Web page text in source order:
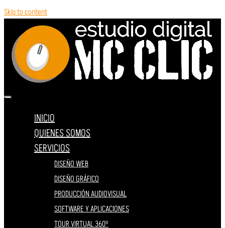
Skip to content
INICIO
QUIENES SOMOS
SERVICIOS
DISEÑO WEB
DISEÑO GRÁFICO
PRODUCCIÓN AUDIOVISUAL
SOFTWARE Y APLICACIONES
TOUR VIRTUAL 360º